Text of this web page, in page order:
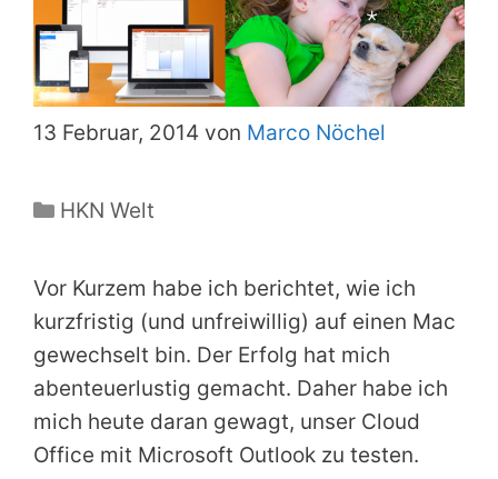
13 Februar, 2014 von Marco Nöchel
Kategorien
HKN Welt
Vor Kurzem habe ich berichtet, wie ich
kurzfristig (und unfreiwillig) auf einen Mac
gewechselt bin. Der Erfolg hat mich
abenteuerlustig gemacht. Daher habe ich
mich heute daran gewagt, unser Cloud
Office mit Microsoft Outlook zu testen.